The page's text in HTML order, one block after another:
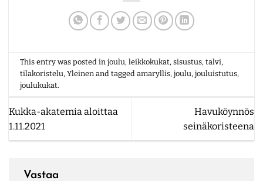
This entry was posted injoulu,leikkokukat,sisustus,talvi,
tilakoristelu,Yleinen and taggedamaryllis,joulu,jouluistutus,
joulukukat.
Kukka-akatemia aloittaa
1.11.2021
Havuköynnös
seinäkoristeena
Vastaa